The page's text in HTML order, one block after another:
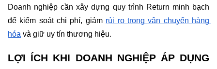
Doanh nghiệp cần xây dựng quy trình Return minh bạch
để kiểm soát chi phí, giảm rủi ro trong vận chuyển hàng
hóa và giữ uy tín thương hiệu.
LỢI ÍCH KHI DOANH NGHIỆP ÁP DỤNG